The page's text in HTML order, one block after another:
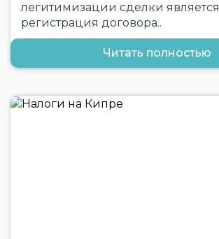
легитимизации сделки является
регистрация договора..
Читать полностью